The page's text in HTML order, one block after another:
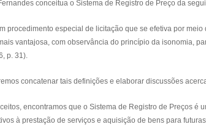
conceitua o Sistema de Registro de Preço da
procedimento especial de licitação que se efetiva por
vantajosa, com observância do princípio da isonomia,
p. 31).
concatenar tais definições e elaborar discussões
encontramos que o Sistema de Registro de Preços é
à prestação de serviços e aquisição de bens para